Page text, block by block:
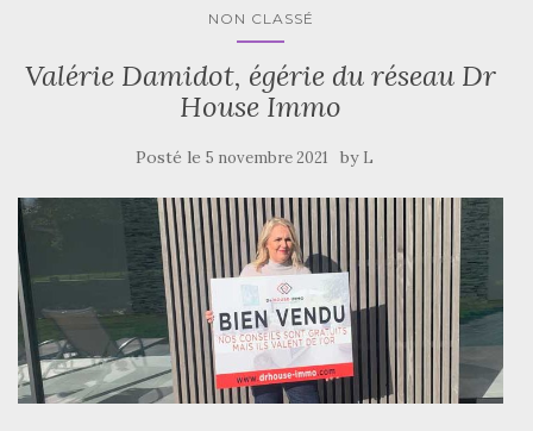
NON CLASSÉ
Valérie Damidot, égérie du réseau Dr
House Immo
Posté le 5 novembre 2021 by L